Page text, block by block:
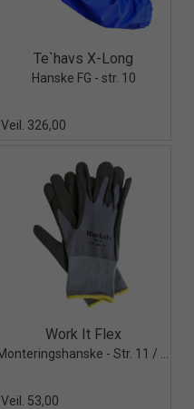
Quick View+
Te`havs X-Long
Hanske FG - str. 10
Veil. 326,00
Quick View+
Work It Flex
Veil. 53,00